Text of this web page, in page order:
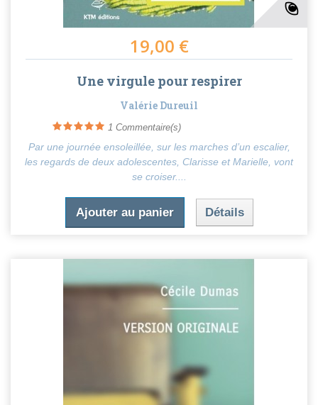
19,00 €
Une virgule pour respirer
Valérie Dureuil
1 Commentaire(s)
Par une journée ensoleillée, sur les marches d’un escalier,
les regards de deux adolescentes, Clarisse et Marielle, vont
se croiser....
Ajouter au panier Détails